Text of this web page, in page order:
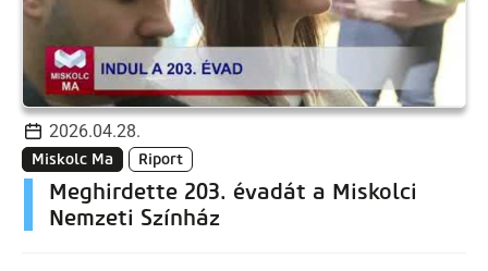
2026.04.28.
Miskolc Ma Riport
Meghirdette 203. évadát a Miskolci
Nemzeti Színház